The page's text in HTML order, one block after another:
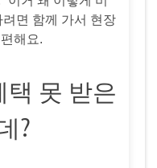
면 함께 가서 현장
해요.
못 받은
?